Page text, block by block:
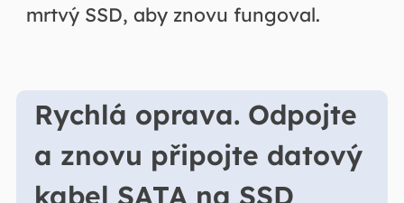
mrtvý SSD, aby znovu fungoval.
Rychlá oprava. Odpojte
a znovu připojte datový
kabel SATA na SSD